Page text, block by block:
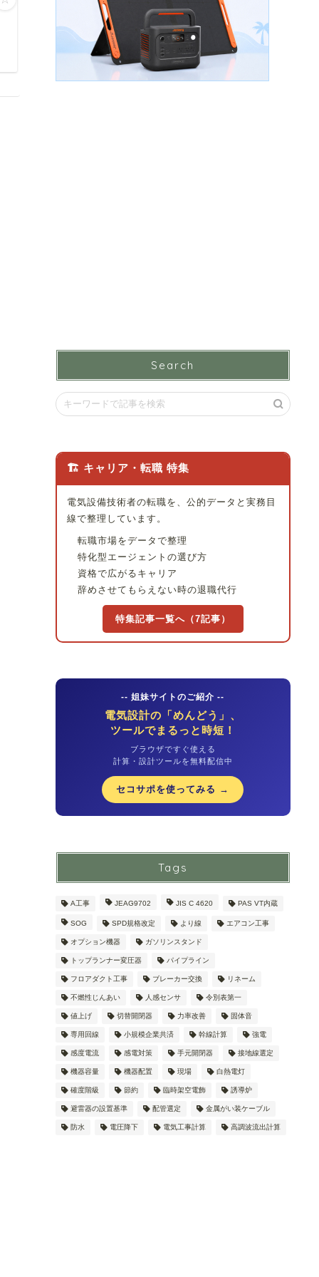
Search
🏗 キャリア・転職 特集
電気設備技術者の転職を、公的データと実務目
線で整理しています。
転職市場をデータで整理
特化型エージェントの選び方
資格で広がるキャリア
辞めさせてもらえない時の退職代行
特集記事一覧へ（7記事）
-- 姐妹サイトのご紹介 --
電気設計の「めんどう」、
ツールでまるっと時短！
ブラウザですぐ使える
計算・設計ツールを無料配信中
セコサポを使ってみる →
Tags
A工事 JEAG9702 JIS C 4620 PAS VT内蔵
SOG SPD規格改定 より線 エアコン工事
オプション機器 ガソリンスタンド
トップランナー変圧器 パイプライン
フロアダクト工事 ブレーカー交換 リネーム
不燃性じんあい 人感センサ 令別表第一
値上げ 切替開閉器 力率改善 固体音
専用回線 小規模企業共済 幹線計算 強電
感度電流 感電対策 手元開閉器 接地線選定
機器容量 機器配置 現場 白熱電灯
確度階級 節約 臨時架空電飾 誘導炉
避雷器の設置基準 配管選定 金属がい装ケーブル
防水 電圧降下 電気工事計算 高調波流出計算